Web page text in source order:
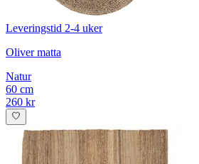
Leveringstid 2-4 uker
Oliver matta
Natur
60 cm
260 kr